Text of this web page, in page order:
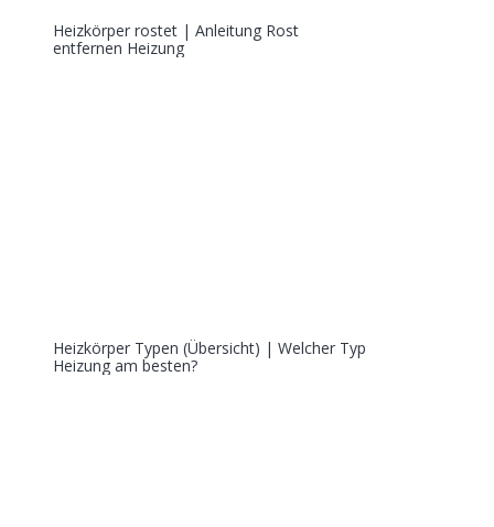
Heizkörper rostet | Anleitung Rost
entfernen Heizung
Heizkörper Typen (Übersicht) | Welcher Typ
Heizung am besten?